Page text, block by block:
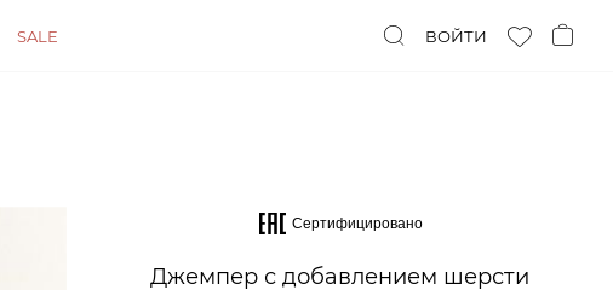
SALE ВОЙТИ
Сертифицировано
Джемпер с добавлением шерсти